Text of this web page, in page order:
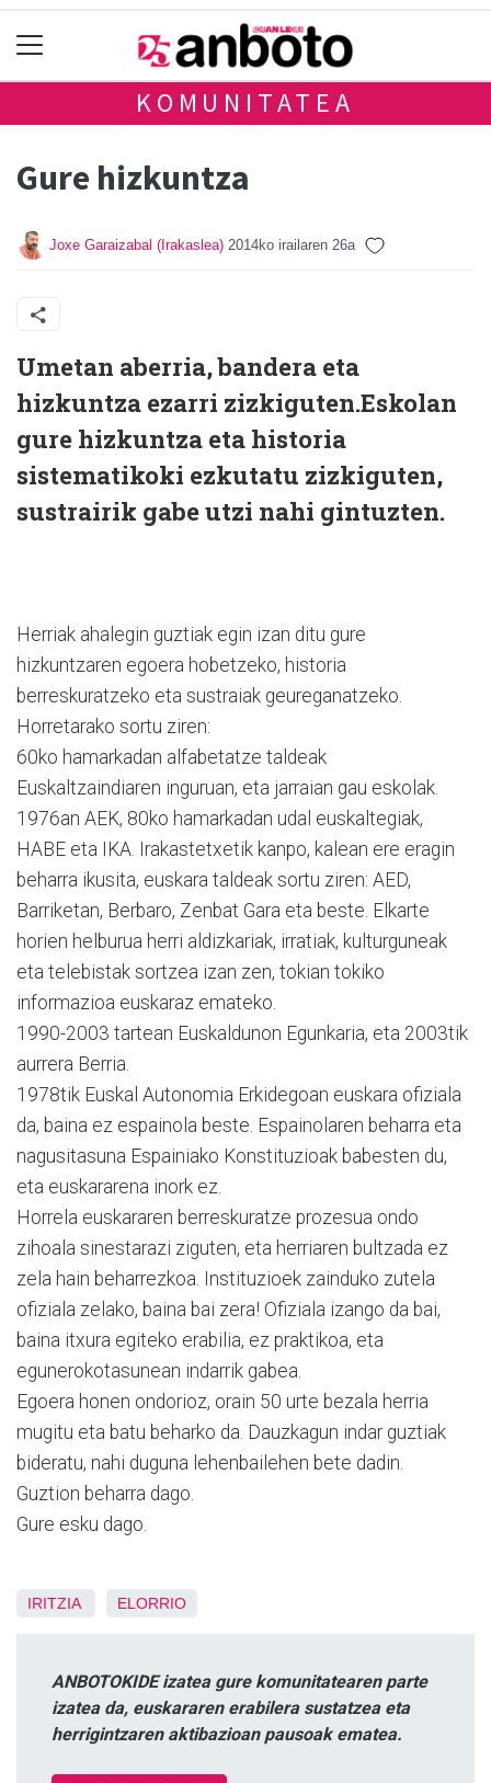
KOMUNITATEA
Gure hizkuntza
Joxe Garaizabal (Irakaslea) 2014ko irailaren 26a
Umetan aberria, bandera eta
hizkuntza ezarri zizkiguten.Eskolan
gure hizkuntza eta historia
sistematikoki ezkutatu zizkiguten,
sustrairik gabe utzi nahi gintuzten.
Herriak ahalegin guztiak egin izan ditu gure
hizkuntzaren egoera hobetzeko, historia
berreskuratzeko eta sustraiak geureganatzeko.
Horretarako sortu ziren:
60ko hamarkadan alfabetatze taldeak
Euskaltzaindiaren inguruan, eta jarraian gau eskolak.
1976an AEK, 80ko hamarkadan udal euskaltegiak,
HABE eta IKA. Irakastetxetik kanpo, kalean ere eragin
beharra ikusita, euskara taldeak sortu ziren: AED,
Barriketan, Berbaro, Zenbat Gara eta beste. Elkarte
horien helburua herri aldizkariak, irratiak, kulturguneak
eta telebistak sortzea izan zen, tokian tokiko
informazioa euskaraz emateko.
1990-2003 tartean Euskaldunon Egunkaria, eta 2003tik
aurrera Berria.
1978tik Euskal Autonomia Erkidegoan euskara ofiziala
da, baina ez espainola beste. Espainolaren beharra eta
nagusitasuna Espainiako Konstituzioak babesten du,
eta euskararena inork ez.
Horrela euskararen berreskuratze prozesua ondo
zihoala sinestarazi ziguten, eta herriaren bultzada ez
zela hain beharrezkoa. Instituzioek zainduko zutela
ofiziala zelako, baina bai zera! Ofiziala izango da bai,
baina itxura egiteko erabilia, ez praktikoa, eta
egunerokotasunean indarrik gabea.
Egoera honen ondorioz, orain 50 urte bezala herria
mugitu eta batu beharko da. Dauzkagun indar guztiak
bideratu, nahi duguna lehenbailehen bete dadin.
Guztion beharra dago.
Gure esku dago.
IRITZIA ELORRIO
ANBOTOKIDE izatea gure komunitatearen parte
izatea da, euskararen erabilera sustatzea eta
herrigintzaren aktibazioan pausoak ematea.